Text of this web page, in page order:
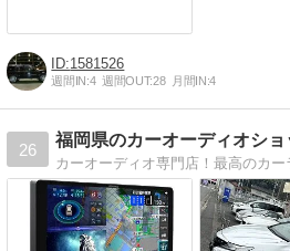
1581526
週間IN:4 週間OUT:28 月間IN:4
26